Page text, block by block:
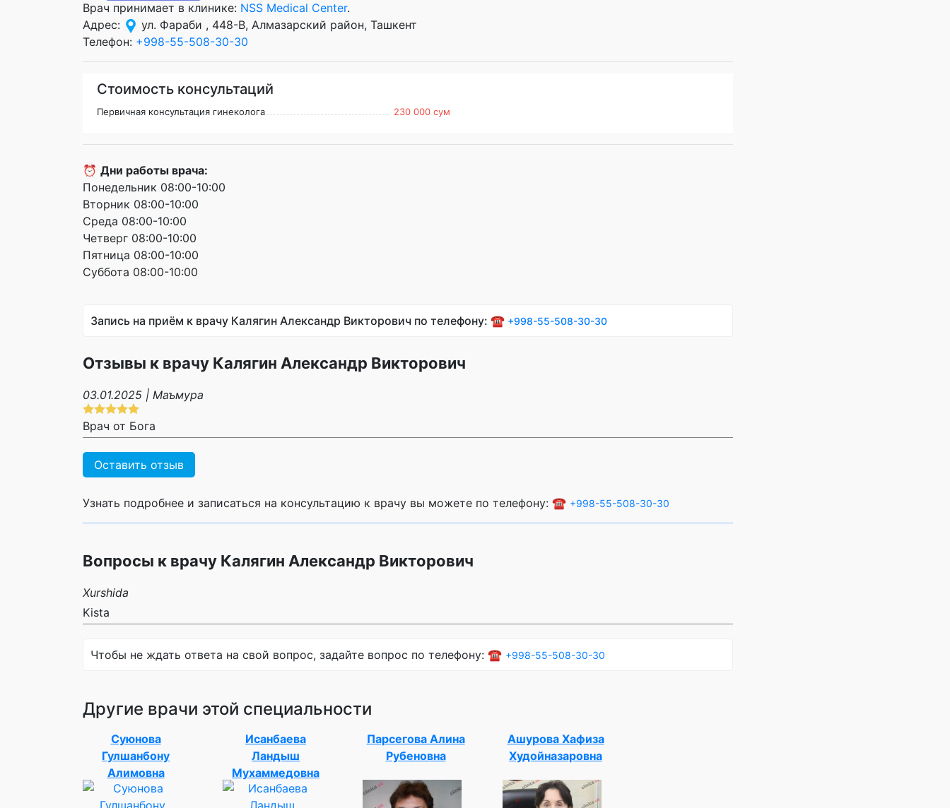
Врач принимает в клинике: NSS Medical Center.
Адрес:
ул. Фараби , 448-B, Алмазарский район, Ташкент
Телефон: +998-55-508-30-30
Стоимость консультаций
Первичная консультация гинеколога 230 000 сум
⏰ Дни работы врача:
Понедельник 08:00-10:00
Вторник 08:00-10:00
Среда 08:00-10:00
Четверг 08:00-10:00
Пятница 08:00-10:00
Суббота 08:00-10:00
Запись на приём к врачу Калягин Александр Викторович по телефону: ☎️ +998-55-508-30-30
Отзывы к врачу Калягин Александр Викторович
03.01.2025 | Маъмура
Врач от Бога
Оставить отзыв
Узнать подробнее и записаться на консультацию к врачу вы можете по телефону: ☎️ +998-55-508-30-30
Вопросы к врачу Калягин Александр Викторович
Xurshida
Kista
Чтобы не ждать ответа на свой вопрос, задайте вопрос по телефону: ☎️ +998-55-508-30-30
Другие врачи этой специальности
Суюнова
Гулшанбону
Алимовна
Исанбаева
Ландыш
Мухаммедовна
Парсегова Алина
Рубеновна
Ашурова Хафиза
Худойназаровна